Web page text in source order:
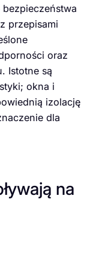
przepisami
oraz
Istotne są
okna i
izolację
dla
na